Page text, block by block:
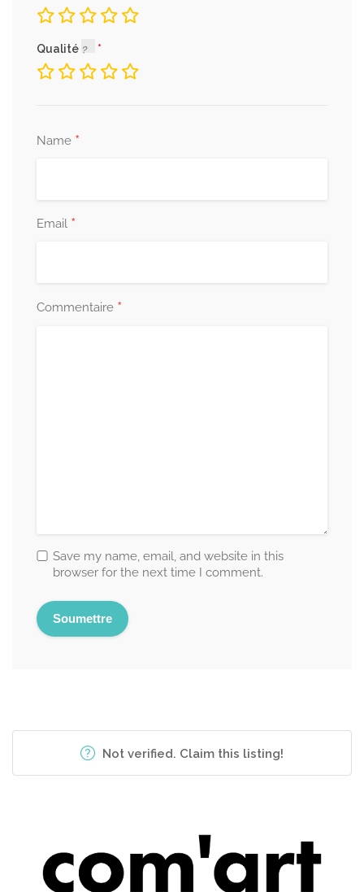
Qualité
Name *
Email *
Commentaire *
Save my name, email, and website in this
browser for the next time I comment.
Not verified. Claim this listing!